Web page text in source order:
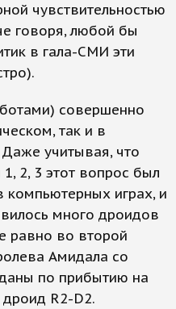
чувствительностью
говоря, любой бы
в гала-СМИ эти
совершенно
так и в
учитывая, что
2, 3 этот вопрос был
компьютерных играх, и
много дроидов
равно во второй
Амидала со
по прибытию на
дроид R2-D2.